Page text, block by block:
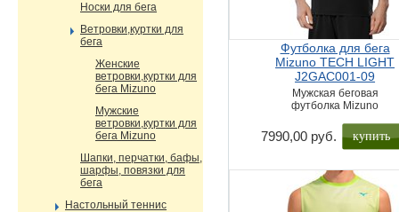
Футболка для бега
Mizuno TECH LIGHT
J2GAC001-09
Мужская беговая
футболка Mizuno
7990,00 руб. купить
Носки для бега
Ветровки,куртки для
бега
Женские
ветровки,куртки для
бега Mizuno
Мужские
ветровки,куртки для
бега Mizuno
Шапки, перчатки, бафы,
шарфы, повязки для
бега
Настольный теннис